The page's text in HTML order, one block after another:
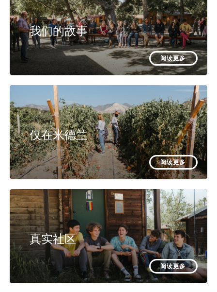
我们的故事
阅读更多
仅在米德兰
阅读更多
真实社区
阅读更多